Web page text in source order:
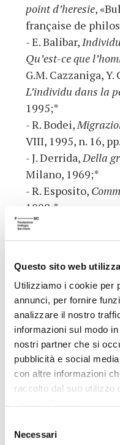
Questo sito web
Utilizziamo i cookie per
annunci, per fornire
analizzare il nostro
informazioni sul modo
nostri partner che si
pubblicità e social
con altre informazioni
raccolto dal suo utilizzo
delNecessari
point d’heresie,
française de
- E. Balibar,
Qu’est-ce que
G.M. Cazzaniga,
L’individu dans la
1995;*
- R. Bodei,
VIII, 1995, n. 16,
- J. Derrida,Della
Milano, 1969;*
- R. Esposito,
1998;*
- V. Goldschmidt,
Les principes du
- H. Gouhier, Les
Jean-Jacques
- S. Kofman,Le
Rousseau),
- J. Locke, Due
Torino, 1960;*
- J. Locke,Identité
la conscience,
Torino, 1971;*